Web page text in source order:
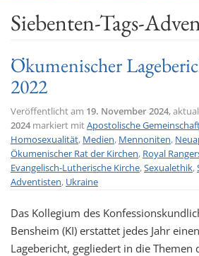
Siebenten-Tags-
Ökumenischer
2022
Veröffentlicht am 19. November 2024,
2024 markiert mitApostolische
Homosexualität, Medien, Mennoniten,
Ökumenischer Rat der Kirchen, Royal
Evangelisch-Lutherische Kirche,Sexualethik,
Adventisten, Ukraine
Das Kollegium des
Bensheim (KI) erstattet jedes Jahr
Lagebericht, gegliedert in die Themen